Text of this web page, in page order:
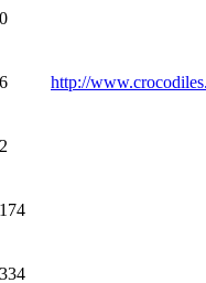
0
6 http://
2
174
334